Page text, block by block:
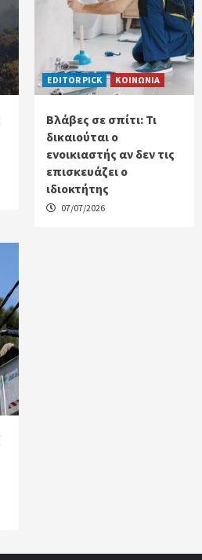
EDITOR PICK ΚΟΙΝΩΝΙΑ
Βλάβες σε σπίτι: Τι
δικαιούται ο
ενοικιαστής αν δεν τις
επισκευάζει ο
ιδιοκτήτης
07/07/2026